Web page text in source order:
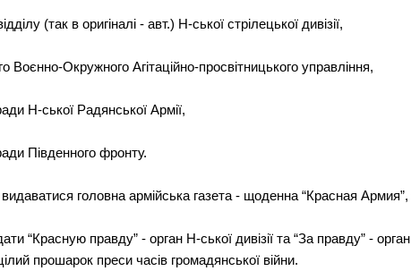
(так в оригіналі - авт.) Н-ської стрілецької дивізії,
Воєнно-Окружного Агітаційно-просвітницького управління,
Н-ської Радянської Армії,
Південного фронту.
головна армійська газета - щоденна “Красная Армия”,
“Красную правду” - орган Н-ської дивізії та “За правду” - орган
прошарок преси часів громадянської війни.